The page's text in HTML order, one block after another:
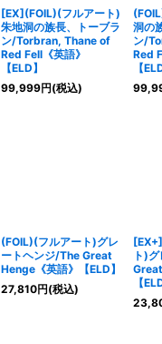
[EX](FOIL)(フルアート)
朱地洞の族長、トーブラ
ン/Torbran, Thane of
Red Fell《英語》
【ELD】
99,999円(税込)
洞の
ン/
Red
【
(FOIL)(フルアート)グレ
ートヘンジ/The Great
Henge《英語》【ELD】
27,810円(税込)
ト)
【